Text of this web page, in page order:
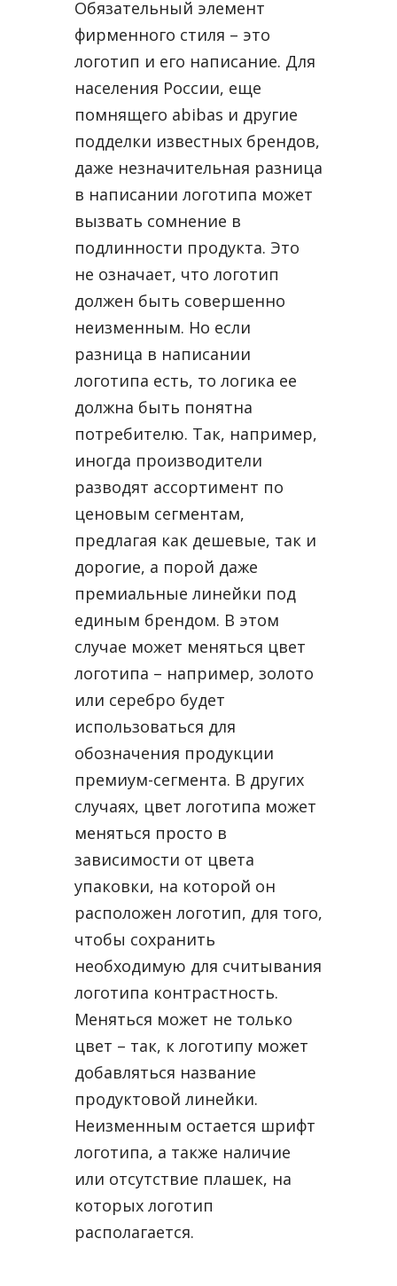
Обязательный элемент
фирменного стиля – это
логотип и его написание. Для
населения России, еще
помнящего abibas и другие
подделки известных брендов,
даже незначительная разница
в написании логотипа может
вызвать сомнение в
подлинности продукта. Это
не означает, что логотип
должен быть совершенно
неизменным. Но если
разница в написании
логотипа есть, то логика ее
должна быть понятна
потребителю. Так, например,
иногда производители
разводят ассортимент по
ценовым сегментам,
предлагая как дешевые, так и
дорогие, а порой даже
премиальные линейки под
единым брендом. В этом
случае может меняться цвет
логотипа – например, золото
или серебро будет
использоваться для
обозначения продукции
премиум-сегмента. В других
случаях, цвет логотипа может
меняться просто в
зависимости от цвета
упаковки, на которой он
расположен логотип, для того,
чтобы сохранить
необходимую для считывания
логотипа контрастность.
Меняться может не только
цвет – так, к логотипу может
добавляться название
продуктовой линейки.
Неизменным остается шрифт
логотипа, а также наличие
или отсутствие плашек, на
которых логотип
располагается.